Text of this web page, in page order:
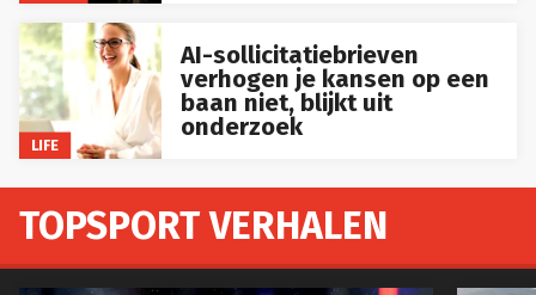
LIFE
AI-sollicitatiebrieven
verhogen je kansen op een
baan niet, blijkt uit
onderzoek
TOPSPORT VERHALEN